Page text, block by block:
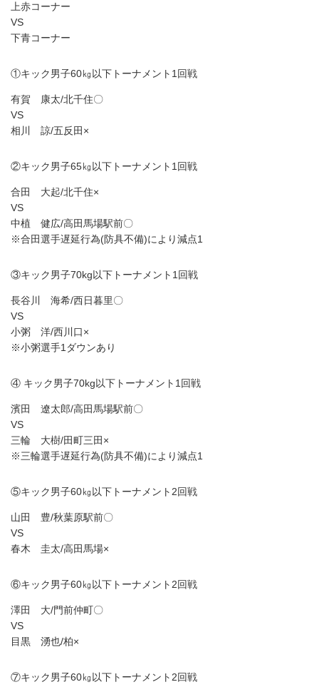
上赤コーナー
VS
下青コーナー
①キック男子60㎏以下トーナメント1回戦
有賀 康太/北千住〇
VS
相川 諒/五反田×
②キック男子65㎏以下トーナメント1回戦
合田 大起/北千住×
VS
中植 健広/高田馬場駅前〇
※合田選手遅延行為(防具不備)により減点1
③キック男子70kg以下トーナメント1回戦
長谷川 海希/西日暮里〇
VS
小粥 洋/西川口×
※小粥選手1ダウンあり
④ キック男子70kg以下トーナメント1回戦
濱田 遼太郎/高田馬場駅前〇
VS
三輪 大樹/田町三田×
※三輪選手遅延行為(防具不備)により減点1
⑤キック男子60㎏以下トーナメント2回戦
山田 豊/秋葉原駅前〇
VS
春木 圭太/高田馬場×
⑥キック男子60㎏以下トーナメント2回戦
澤田 大/門前仲町〇
VS
目黒 湧也/柏×
⑦キック男子60㎏以下トーナメント2回戦